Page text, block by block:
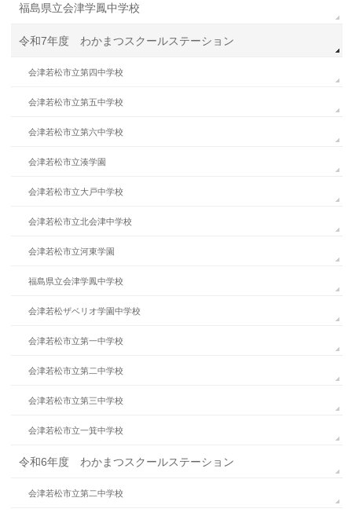
福島県立会津学鳳中学校
令和7年度 わかまつスクールステーション
会津若松市立第四中学校
会津若松市立第五中学校
会津若松市立第六中学校
会津若松市立湊学園
会津若松市立大戸中学校
会津若松市立北会津中学校
会津若松市立河東学園
福島県立会津学鳳中学校
会津若松ザベリオ学園中学校
会津若松市立第一中学校
会津若松市立第二中学校
会津若松市立第三中学校
会津若松市立一箕中学校
令和6年度 わかまつスクールステーション
会津若松市立第二中学校